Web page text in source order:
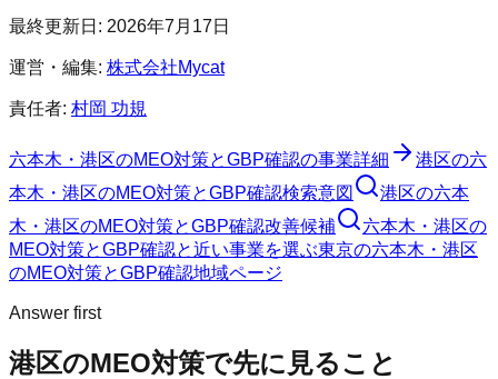
最終更新日: 2026年7月17日
運営・編集: 株式会社Mycat
責任者: 村岡 功規
六本木・港区のMEO対策とGBP確認の事業詳細 港区の六
本木・港区のMEO対策とGBP確認検索意図 港区の六本
木・港区のMEO対策とGBP確認改善候補
六本木・港区の
MEO対策とGBP確認と近い事業を選ぶ東京の六本木・港区
のMEO対策とGBP確認地域ページ
Answer first
港区のMEO対策で先に見ること